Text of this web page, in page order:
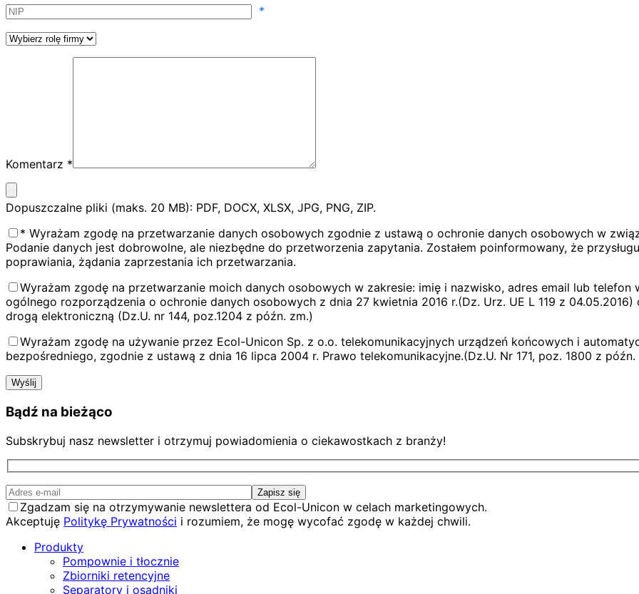
NIP
*
Wybierz rolę firmy
Komentarz *
Załącz plik
Dopuszczalne pliki (maks. 20 MB): PDF, DOCX, XLSX, JPG, PNG, ZIP.
Zgoda na przetwarzanie danych
* Wyrażam zgodę na przetwarzanie danych osobowych zgodnie z ustawą o ochronie danych osobowych w
Podanie danych jest dobrowolne, ale niezbędne do przetworzenia zapytania. Zostałem poinformowany, że
poprawiania, żądania zaprzestania ich przetwarzania.
Zgoda marketingowa
Wyrażam zgodę na przetwarzanie moich danych osobowych w zakresie: imię i nazwisko, adres email lub
ogólnego rozporządzenia o ochronie danych osobowych z dnia 27 kwietnia 2016 r.(Dz. Urz. UE L 119 z
drogą elektroniczną (Dz.U. nr 144, poz.1204 z późn. zm.)
Zgoda na marketing telefoniczny
Wyrażam zgodę na używanie przez Ecol-Unicon Sp. z o.o. telekomunikacyjnych urządzeń końcowych i
bezpośredniego, zgodnie z ustawą z dnia 16 lipca 2004 r. Prawo telekomunikacyjne.(Dz.U. Nr 171, poz. 1800 z późn.
Wyślij
Bądź na bieżąco
Subskrybuj nasz newsletter i otrzymuj powiadomienia o ciekawostkach z branży!
Adres e-mail Zapisz się
Zgoda na newsletter
Zgadzam się na otrzymywanie newslettera od Ecol-Unicon w celach marketingowych.
Akceptuję Politykę Prywatności i rozumiem, że mogę wycofać zgodę w każdej chwili.
Produkty
Pompownie i tłocznie
Zbiorniki retencyjne
Separatory i osadniki